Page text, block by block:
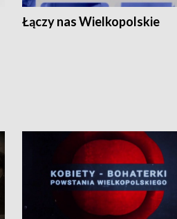
Łączy nas Wielkopolskie